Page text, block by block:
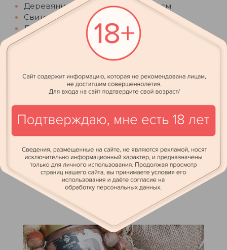
Деревянный пенал 28,5х21,5х10,5 см
Свиток
Декор
Корпоративный свиток
Бирка на арахис и вишню
Этикетка на шоколад
Гравировка на пенале
ВАМ МОЖЕТ ПОНРАВИТСЯ